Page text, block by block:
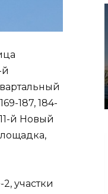
й
187, 184-
й Новый
участки